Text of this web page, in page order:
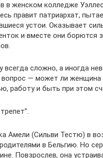
в женском колледже
правит патриархат,
устои. Оказывает
и вместе они борются
всегда сложно, а иногда
вопрос — может ли женщина
работу и быть при этом
Амели (Сильви Тестю) в
в Бельгию. Но
Повзрослев, она